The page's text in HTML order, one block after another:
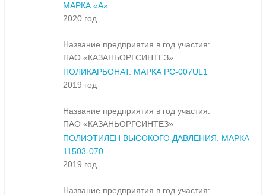
МАРКА «А»
2020 год
Название предприятия в год участия:
ПАО «КАЗАНЬОРГСИНТЕЗ»
ПОЛИКАРБОНАТ. МАРКА PC-007UL1
2019 год
Название предприятия в год участия:
ПАО «КАЗАНЬОРГСИНТЕЗ»
ПОЛИЭТИЛЕН ВЫСОКОГО ДАВЛЕНИЯ. МАРКА
11503-070
2019 год
Название предприятия в год участия: